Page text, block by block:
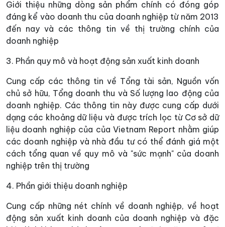
Giới thiệu những dòng sản phẩm chính có đóng góp
đáng kể vào doanh thu của doanh nghiệp từ năm 2013
đến nay và các thông tin về thị trường chính của
doanh nghiệp
3. Phần quy mô và hoạt động sản xuất kinh doanh
Cung cấp các thông tin về Tổng tài sản, Nguồn vốn
chủ sở hữu, Tổng doanh thu và Số lượng lao động của
doanh nghiệp. Các thông tin này được cung cấp dưới
dạng các khoảng dữ liệu và được trích lọc từ Cơ sở dữ
liệu doanh nghiệp của của Vietnam Report nhằm giúp
các doanh nghiệp và nhà đầu tư có thể đánh giá một
cách tổng quan về quy mô và "sức mạnh" của doanh
nghiệp trên thị trường
4. Phần giới thiệu doanh nghiệp
Cung cấp những nét chính về doanh nghiệp, về hoạt
động sản xuất kinh doanh của doanh nghiệp và đặc